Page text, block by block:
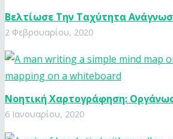
Βελτίωσε Την Ταχύτητα
2 Φεβρουαρίου, 2020
Νοητική Χαρτογράφηση:
6 Ιανουαρίου, 2020